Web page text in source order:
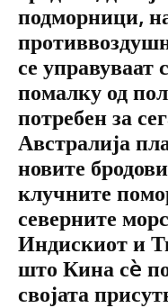
подморници,
се
помалку од
потребен за
Австралија
новите
клучните
северните
Индискиот и
што Кина сè
својата